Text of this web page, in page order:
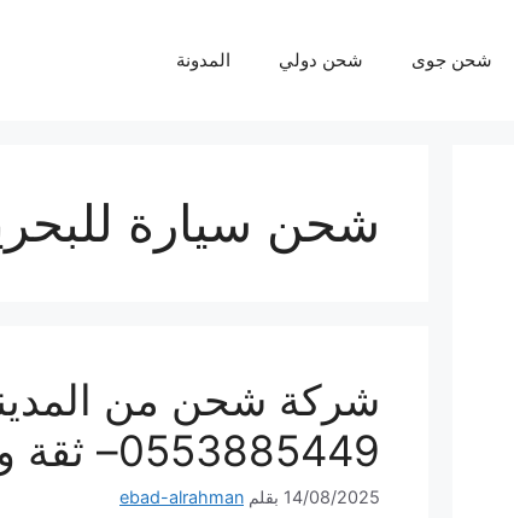
شحن جوى شحن دولي المدونة
شحن سيارة
شركة شحن من
0553885449– ثقة وإحترافية لكل شحنة
14/08/2025 بقلم ebad-alrahman